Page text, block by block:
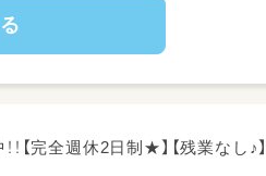
の受付
理
：会社の定める業務
【完全週休2日制★】【残業なし♪